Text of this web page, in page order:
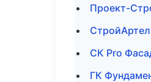
Проект-
СК Pro
ГК